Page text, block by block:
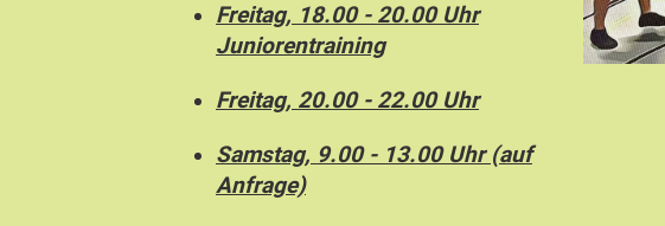
Freitag, 18.00 - 20.00 Uhr
Juniorentraining
Freitag, 20.00 - 22.00 Uhr
Samstag, 9.00 - 13.00 Uhr (auf
Anfrage)